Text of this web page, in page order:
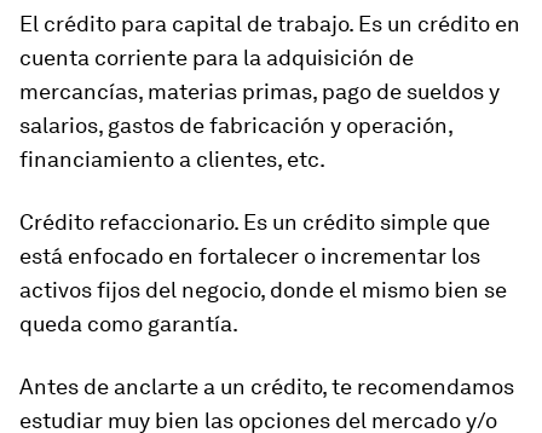
El crédito para capital de trabajo. Es un crédito en
cuenta corriente para la adquisición de
mercancías, materias primas, pago de sueldos y
salarios, gastos de fabricación y operación,
financiamiento a clientes, etc.
Crédito refaccionario. Es un crédito simple que
está enfocado en fortalecer o incrementar los
activos fijos del negocio, donde el mismo bien se
queda como garantía.
Antes de anclarte a un crédito, te recomendamos
estudiar muy bien las opciones del mercado y/o